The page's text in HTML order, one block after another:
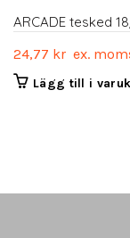
ARCADE tesked
24,77 kr ex.
Lägg till i